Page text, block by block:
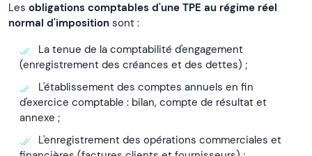
Les obligations comptables d'une TPE au régime réel
normal d'imposition sont :
La tenue de la comptabilité d'engagement
(enregistrement des créances et des dettes) ;
L'établissement des comptes annuels en fin
d'exercice comptable : bilan, compte de résultat et
annexe ;
L'enregistrement des opérations commerciales et